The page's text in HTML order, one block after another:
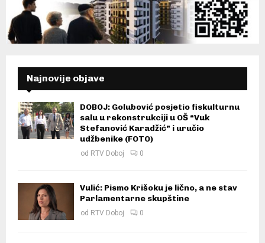
Najnovije objave
DOBOJ: Golubović posjetio fiskulturnu
salu u rekonstrukciji u OŠ “Vuk
Stefanović Karadžić” i uručio
udžbenike (FOTO)
od RTV Doboj 0
Vulić: Pismo Krišoku je lično, a ne stav
Parlamentarne skupštine
od RTV Doboj 0